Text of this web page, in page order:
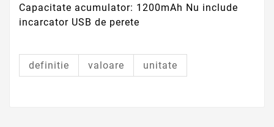
Capacitate acumulator: 1200mAh Nu include
incarcator USB de perete
definitie valoare unitate